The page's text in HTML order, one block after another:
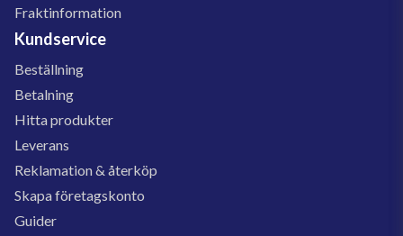
Fraktinformation
Kundservice
Beställning
Betalning
Hitta produkter
Leverans
Reklamation & återköp
Skapa företagskonto
Guider